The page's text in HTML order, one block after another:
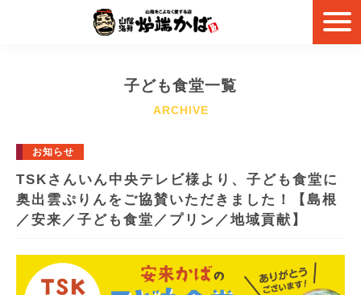
子ども食堂一覧
お知らせ
TSKさんいん中央テレビ様より、子ども食堂に
奥出雲ぷりんをご協賛いただきました！【島根
／安来／子ども食堂／プリン／地域貢献】